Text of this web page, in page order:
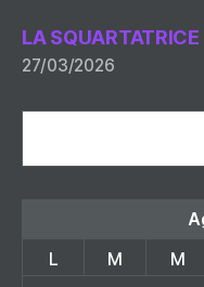
LA
27/03/2026
L
M M